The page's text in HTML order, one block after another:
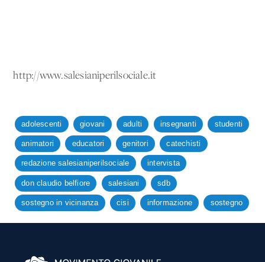
http://www.salesianiperilsociale.it
adolescenti giovani adulti insegnanti studenti
animatori educatori genitori catechisti
redazione salesianiperilsociale intervista
don claudio belfiore salesiani sdb
sostegno in vicinanza cisi informazione sostegno